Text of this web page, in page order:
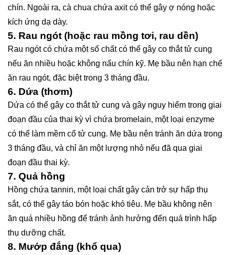
chín. Ngoài ra, cà chua chứa axit có thể gây ợ nóng hoặc
kích ứng dạ dày.
5. Rau ngót (hoặc rau mồng tơi, rau dền)
Rau ngót có chứa một số chất có thể gây co thắt tử cung
nếu ăn nhiều hoặc không nấu chín kỹ. Mẹ bầu nên hạn chế
ăn rau ngót, đặc biệt trong 3 tháng đầu.
6. Dứa (thơm)
Dứa có thể gây co thắt tử cung và gây nguy hiểm trong giai
đoạn đầu của thai kỳ vì chứa bromelain, một loại enzyme
có thể làm mềm cổ tử cung. Mẹ bầu nên tránh ăn dứa trong
3 tháng đầu, và chỉ ăn một lượng nhỏ nếu đã qua giai
đoạn đầu thai kỳ.
7. Quả hồng
Hồng chứa tannin, một loại chất gây cản trở sự hấp thụ
sắt, có thể gây táo bón hoặc khó tiêu. Mẹ bầu không nên
ăn quá nhiều hồng để tránh ảnh hưởng đến quá trình hấp
thụ dưỡng chất.
8. Mướp đắng (khổ qua)